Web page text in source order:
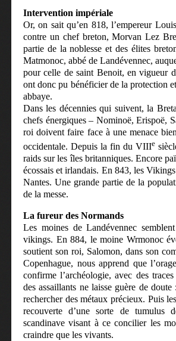
Intervention impériale
Or, on sait qu’en 818, l’empereur
contre un chef breton, Morvan Lez
partie de la noblesse et des élites
Matmonoc, abbé de Landévennec,
pour celle de saint Benoit, en vigueur
ont donc pu bénéficier de la protection
abbaye.
Dans les décennies qui suivent, la
chefs énergiques – Nominoë, Erispoë,
roi doivent faire face à une menace
occidentale. Depuis la fin du VIIIe
raids sur les îles britanniques. Encore
écossais et irlandais. En 843, les
Nantes. Une grande partie de la
de la messe.
La fureur des Normands
Les moines de Landévennec
vikings. En 884, le moine Wrmonoc
soutient son roi, Salomon, dans son
Copenhague, nous apprend que
confirme l’archéologie, avec des
des assaillants ne laisse guère de
rechercher des métaux précieux. Puis
recouverte d’une sorte de tumulus
scandinave visant à ce concilier les
craindre que les vivants.